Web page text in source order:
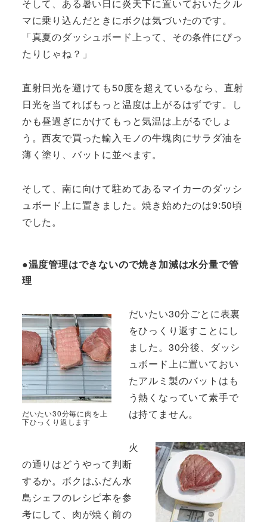
そして、ある暑い日に炎天下に置いておいたクル
マに乗り込んだときにボクは気づいたのです。
「真夏のダッシュボード上って、その条件にぴっ
たりじゃね？」
直射日光を避けても50度を超えているなら、直射
日光を当てればもっと温度は上がるはずです。し
かも昼過ぎにかけてもっと気温は上がるでしょ
う。西友で買った輸入モノの牛塊肉にサラダ油を
薄く塗り、バットに並べます。
そして、南に向けて駐めてあるマイカーのダッシ
ュボード上に置きました。焼き始めたのは9:50頃
でした。
●温度管理はできないので焼き加減は水分量で管
理
だいたい30分毎に肉を上
下ひっくり返します
だいたい30分ごとに表裏
をひっくり返すことにし
ました。30分後、ダッシ
ュボード上に置いておい
たアルミ製のバットはも
う熱くなっていて素手で
は持てません。
火
の通りはどうやって判断
するか。ボクはふだん水
島シェフのレシピ本を参
考にして、肉が焼く前の